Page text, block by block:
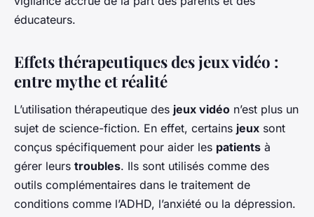
éducateurs.
Effets thérapeutiques des jeux vidéo :
entre mythe et réalité
L’utilisation thérapeutique des jeux vidéo n’est plus un
sujet de science-fiction. En effet, certains jeux sont
conçus spécifiquement pour aider les patients à
gérer leurs troubles. Ils sont utilisés comme des
outils complémentaires dans le traitement de
conditions comme l’ADHD, l’anxiété ou la dépression.